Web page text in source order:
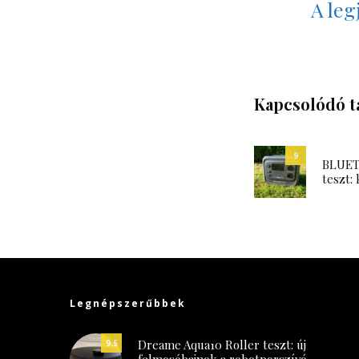
A
Kapcsolódó
9
teszt:
Legnépszerűbbek
9.5
Dreame Aqua10 Roller teszt: új